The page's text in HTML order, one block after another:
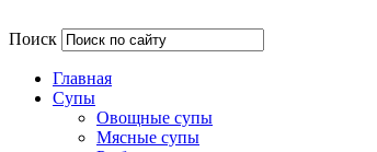
Поиск
Главная
Супы
Овощные супы
Мясные супы